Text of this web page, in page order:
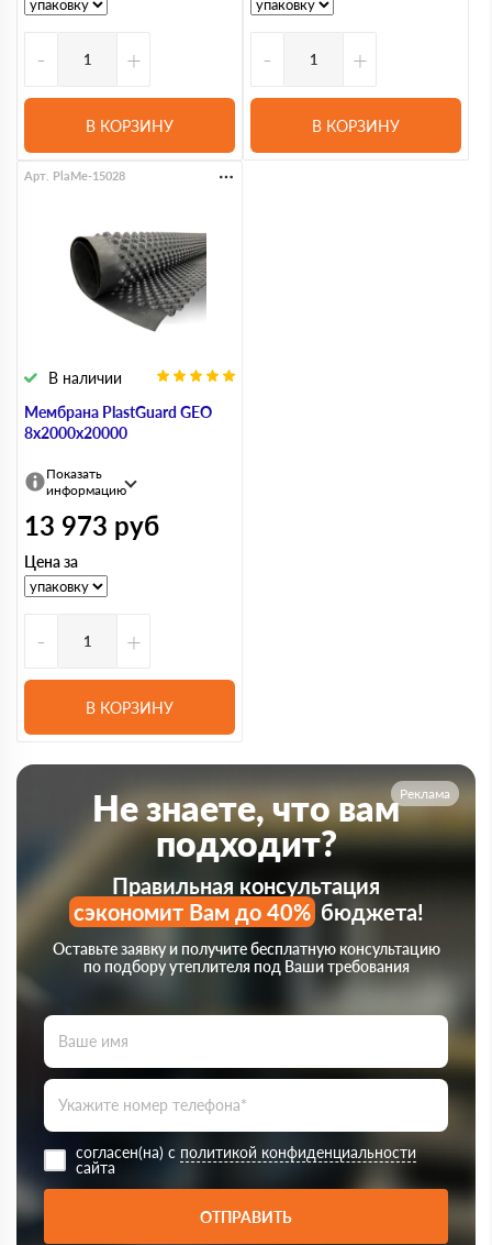
- +
В КОРЗИНУ
- +
В КОРЗИНУ
Мембрана PlastGuard GEO
8х2000х20000
В наличии
Арт. PlaMe-15028
Показать
информацию
13 973 руб
Цена за
- +
В КОРЗИНУ
Реклама
Не знаете, что вам
подходит?
Правильная консультация
сэкономит Вам до 40%бюджета!
Оставьте заявку и получите бесплатную консультацию
по подбору утеплителя под Ваши требования
согласен(на) с политикой конфиденциальности
сайта
ОТПРАВИТЬ